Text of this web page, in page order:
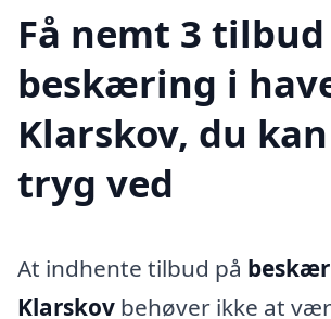
Få nemt 3
beskæring i
Klarskov, du
tryg ved
At indhente tilbud på
Klarskov behøver ikke at